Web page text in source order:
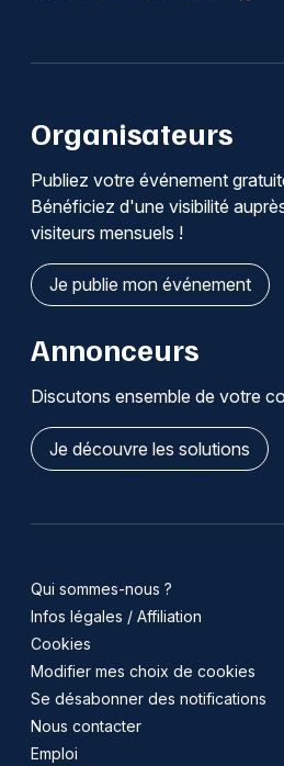
Organisateurs
Publiez votre événement
Bénéficiez d'une visibilité
visiteurs mensuels !
Je publie mon événement
Annonceurs
Discutons ensemble de votre
Je découvre les solutions
Qui sommes-nous ?
Infos légales / Affiliation
Cookies
Modifier mes choix de cookies
Se désabonner des notifications
Nous contacter
Emploi